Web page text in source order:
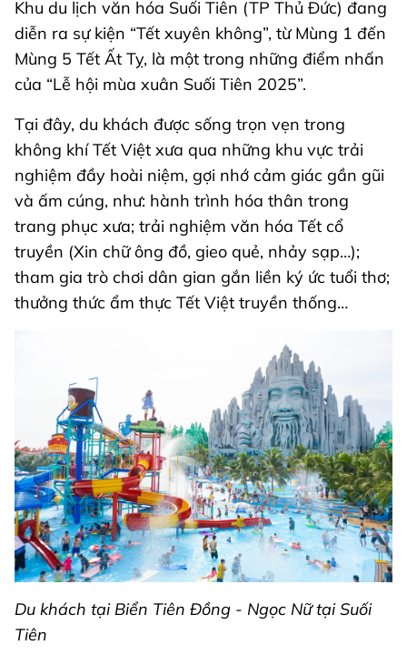
Khu du lịch văn hóa Suối Tiên (TP Thủ Đức) đang
diễn ra sự kiện “Tết xuyên không”, từ Mùng 1 đến
Mùng 5 Tết Ất Tỵ, là một trong những điểm nhấn
của “Lễ hội mùa xuân Suối Tiên 2025”.
Tại đây, du khách được sống trọn vẹn trong
không khí Tết Việt xưa qua những khu vực trải
nghiệm đầy hoài niệm, gợi nhớ cảm giác gần gũi
và ấm cúng, như: hành trình hóa thân trong
trang phục xưa; trải nghiệm văn hóa Tết cổ
truyền (Xin chữ ông đồ, gieo quẻ, nhảy sạp…);
tham gia trò chơi dân gian gắn liền ký ức tuổi thơ;
thưởng thức ẩm thực Tết Việt truyền thống…
Du khách tại Biển Tiên Đồng - Ngọc Nữ tại Suối
Tiên